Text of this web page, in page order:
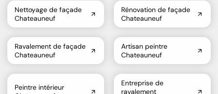
Nettoyage de façade
Chateauneuf
Rénovation de façade
Chateauneuf
Ravalement de façade
Chateauneuf
Artisan peintre
Chateauneuf
Peintre intérieur
Entreprise de
ravalement